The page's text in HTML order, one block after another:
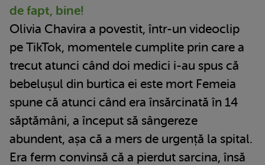
de fapt, bine!
Olivia Chavira a povestit, într-un videoclip
pe TikTok, momentele cumplite prin care a
trecut atunci când doi medici i-au spus că
bebelușul din burtica ei este mort Femeia
spune că atunci când era însărcinată în 14
săptămâni, a început să sângereze
abundent, așa că a mers de urgență la spital.
Era ferm convinsă că a pierdut sarcina, însă